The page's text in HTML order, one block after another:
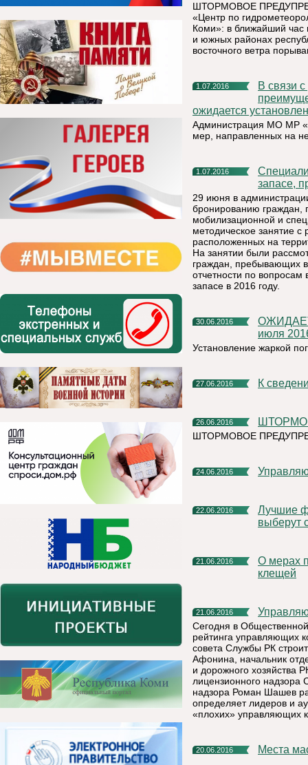
ШТОРМОВОЕ
«Центр по
Коми»: в ближайший час
и южных районах
восточного ветра
1.07.2016
В связи с установлением на территории республики жаркой,
ожидается
Администрация МО МР
мер, направленных на
1.07.2016
Специалисты по бронированию граждан, пребывающих в
запасе,
29 июня в
бронированию граждан,
мобилизационной и
методическое занятие с
расположенных на
На занятии были
граждан, пребывающих
отчетности по
запасе в 2016 году.
30.06.2016
ОЖИДАЕТСЯ УСТАНОВЛЕНИЕ ЖАРКОЙ ПОГОДЫ с 1 по 6
июля
Установление жаркой
27.06.2016 К
26.06.2016
ШТОРМОВОЕ
24.06.2016
22.06.2016
Лучшие фотографии о сельской жизни в Республике Коми
выберут
21.06.2016
О мерах профилактики заболевания и действиях при укусах
клещей
21.06.2016
Сегодня в
рейтинга управляющих
совета Службы РК
Афонина, начальник
и дорожного хозяйства
лицензионного надзора
надзора Роман Шашев
определяет лидеров и
«плохих» управляющих
20.06.2016 Места